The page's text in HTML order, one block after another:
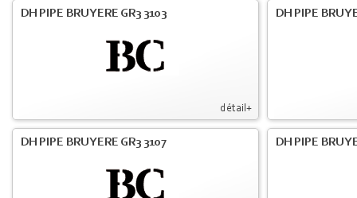
détail+
DH PIPE BRUYERE GR3 3103 DH PIPE
DH PIPE BRUYERE GR3 3107 DH PIPE